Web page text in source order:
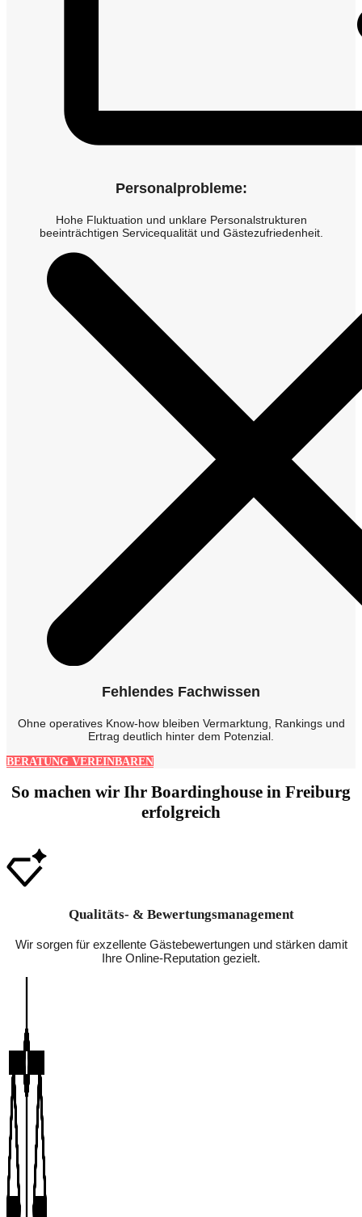
Personalprobleme:
Hohe Fluktuation und unklare Personalstrukturen
beeinträchtigen Servicequalität und Gästezufriedenheit.
Fehlendes Fachwissen
Ohne operatives Know-how bleiben Vermarktung, Rankings und
Ertrag deutlich hinter dem Potenzial.
BERATUNG VEREINBAREN
So machen wir Ihr Boardinghouse in Freiburg
erfolgreich
Qualitäts- & Bewertungsmanagement
Wir sorgen für exzellente Gästebewertungen und stärken damit
Ihre Online-Reputation gezielt.